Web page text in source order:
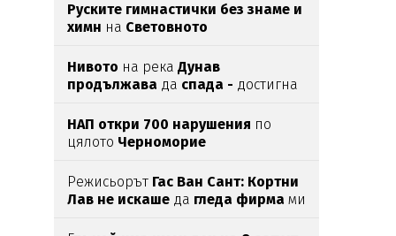
Руските гимнастички без знаме и
химн на Световното
Нивото на река Дунав
продължава да спада - достигна
НАП откри 700 нарушения по
цялото Черноморие
Режисьорът Гас Ван Сант: Кортни
Лав не искаше да гледа фирма ми